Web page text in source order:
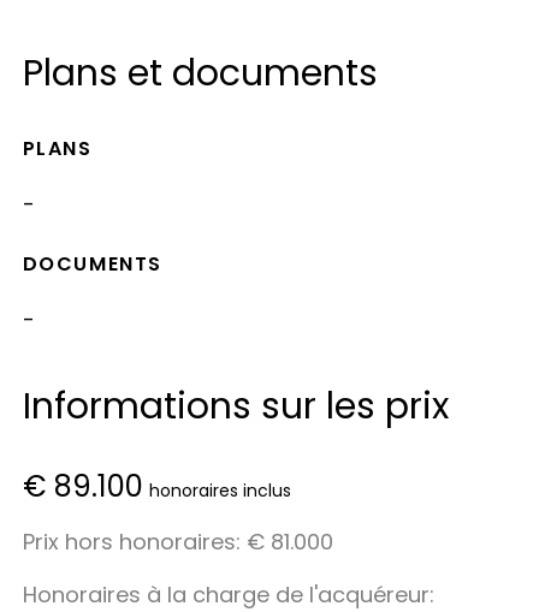
Plans et documents
PLANS
-
DOCUMENTS
-
Informations sur les prix
€ 89.100 honoraires inclus
Prix hors honoraires: € 81.000
Honoraires à la charge de l'acquéreur: